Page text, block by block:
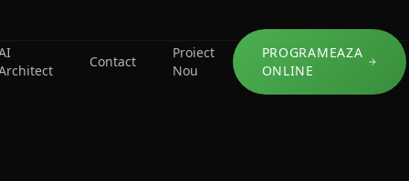
Contact
Proiect
Nou
PROGRAMEAZA
ONLINE